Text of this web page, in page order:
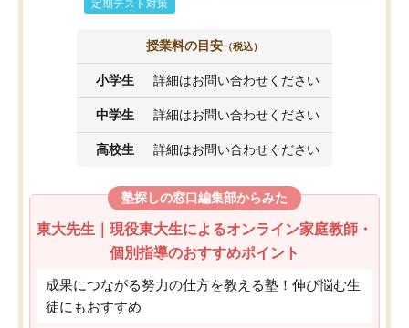
定期テスト対策
授業料の目安 （税込）
小学生 詳細はお問い合わせください
中学生 詳細はお問い合わせください
高校生 詳細はお問い合わせください
塾探しの窓口編集部からみた
東大先生｜現役東大生によるオンライン家庭教師・
個別指導のおすすめポイント
成果につながる努力の仕方を教える塾！伸び悩む生
徒にもおすすめ